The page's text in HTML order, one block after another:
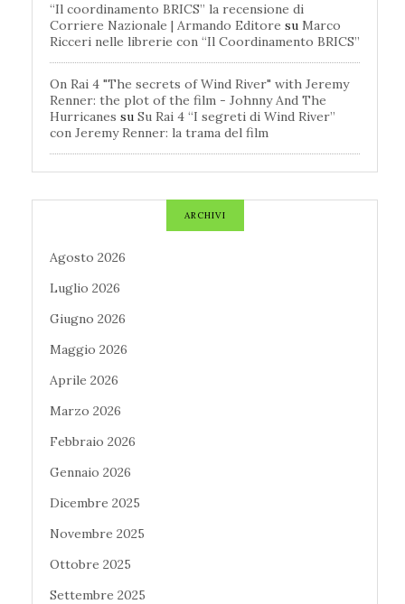
“Il coordinamento BRICS” la recensione di
Corriere Nazionale | Armando Editore su Marco
Ricceri nelle librerie con “Il Coordinamento BRICS”
On Rai 4 "The secrets of Wind River" with Jeremy
Renner: the plot of the film - Johnny And The
Hurricanes su Su Rai 4 “I segreti di Wind River”
con Jeremy Renner: la trama del film
ARCHIVI
Agosto 2026
Luglio 2026
Giugno 2026
Maggio 2026
Aprile 2026
Marzo 2026
Febbraio 2026
Gennaio 2026
Dicembre 2025
Novembre 2025
Ottobre 2025
Settembre 2025